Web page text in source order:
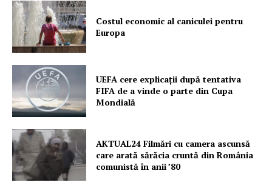
Despre noi / Echipa
Proiecte editoriale
Rețea
Costul economic al caniculei pentru
Europa
UEFA cere explicații după tentativa
FIFA de a vinde o parte din Cupa
Mondială
AKTUAL24 Filmări cu camera ascunsă
care arată sărăcia cruntă din România
comunistă în anii ’80